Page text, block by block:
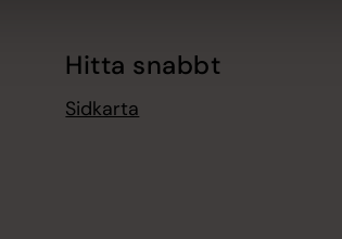
Hitta snabbt
Sidkarta